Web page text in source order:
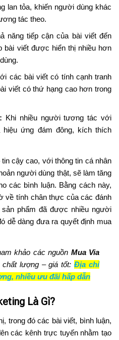
lan tỏa, khiến người dùng khác
tác theo.
năng tiếp cận của bài viết đến
bài viết được hiển thị nhiều hơn
các bài viết có tính cạnh tranh
viết có thứ hạng cao hơn trong
Khi nhiều người tương tác với
ứng đám đông, kích thích
cậy cao, với thông tin cá nhân
người dùng thật, sẽ làm tăng
các bình luận. Bằng cách này,
về tính chân thực của các đánh
phẩm đã được nhiều người
dễ dàng đưa ra quyết định mua
khảo các nguồn Mua Via
chất lượng – giá tốt:Địa chỉ
nhiều ưu đãi hấp dẫn
Là Gì?
trong đó các bài viết, bình luận,
các kênh trực tuyến nhằm tạo